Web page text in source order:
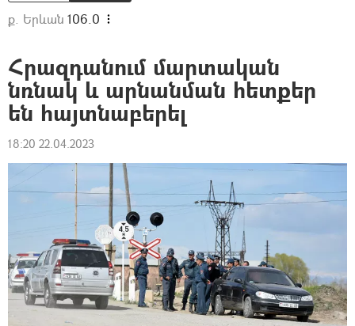
ք. Երևան 106.0
Հրազդանում մարտական
նռնակ և արնանման հետքեր
են հայտնաբերել
18:20 22.04.2023